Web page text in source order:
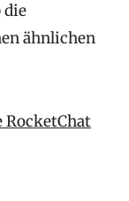
die
ähnlichen